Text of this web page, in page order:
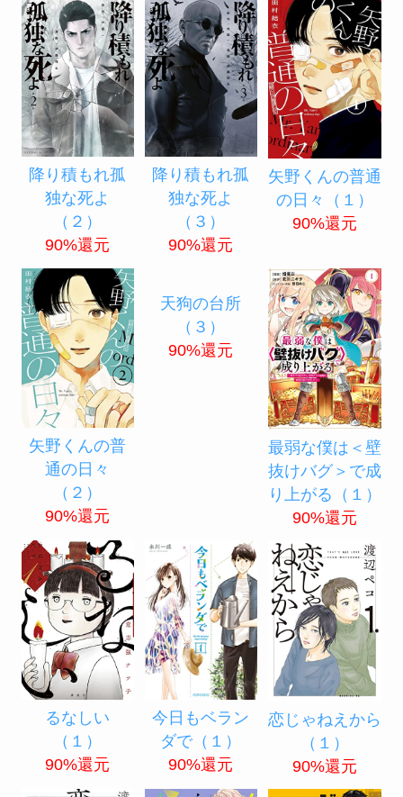
降り積もれ孤
独な死よ
（２）
90%還元
降り積もれ孤
独な死よ
（３）
90%還元
矢野くんの普通
の日々（１）
90%還元
矢野くんの普
通の日々
（２）
90%還元
最弱な僕は＜壁
抜けバグ＞で成
り上がる（１）
90%還元
るなしい
（１）
90%還元
今日もベラン
ダで（１）
90%還元
恋じゃねえから
（１）
90%還元